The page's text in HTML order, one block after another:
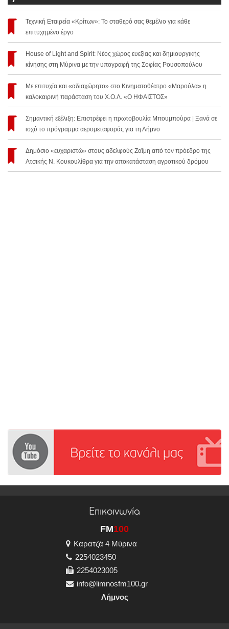
Τεχνική Εταιρεία «Κρίτων»: Το σταθερό σας θεμέλιο για κάθε
επιτυχημένο έργο
House of Light and Spirit: Νέος χώρος ευεξίας και δημιουργικής
κίνησης στη Μύρινα με την υπογραφή της Σοφίας Ρουσοπούλου
Με επιτυχία και «αδιαχώρητο» στο Κινηματοθέατρο «Μαρούλα» η
καλοκαιρινή παράσταση του Χ.Ο.Λ. «Ο ΗΦΑΙΣΤΟΣ»
Σημαντική εξέλιξη: Επιστρέφει η πρωτοβουλία Μπουμπούρα | Ξανά σε
ισχύ το πρόγραμμα αερομεταφοράς για τη Λήμνο
Δημόσιο «ευχαριστώ» στους αδελφούς Ζαΐμη από τον πρόεδρο της
Ατσικής Ν. Κουκουλίθρα για την αποκατάσταση αγροτικού δρόμου
Επικοινωνία
FM100
Καρατζά 4 Μύρινα
2254023450
2254023005
info@limnosfm100.gr
Λήμνος